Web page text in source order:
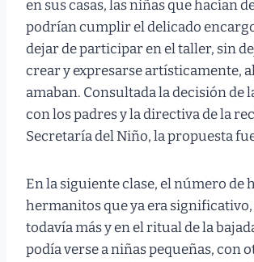
en sus casas, las niñas que hacían
podrían cumplir el delicado
dejar de participar en el taller, sin
crear y expresarse artísticamente,
amaban. Consultada la decisión de
con los padres y la directiva de la
Secretaría del Niño, la propuesta
En la siguiente clase, el número de
hermanitos que ya era
todavía más y en el ritual de la
podía verse a niñas pequeñas, con